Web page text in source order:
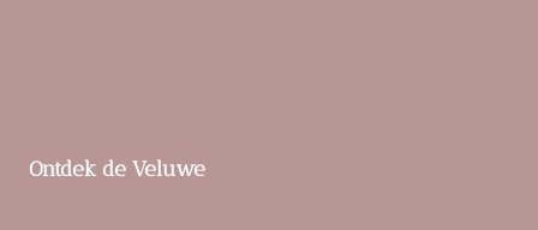
Ontdek de Veluwe